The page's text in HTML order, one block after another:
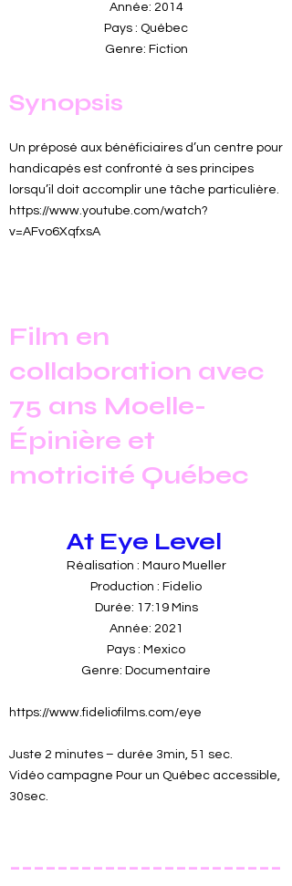
Année: 2014
Pays : Québec
Genre: Fiction
Synopsis
Un préposé aux bénéficiaires d’un centre pour
handicapés est confronté à ses principes
lorsqu’il doit accomplir une tâche particulière.
https://www.youtube.com/watch?
v=AFvo6XqfxsA
Film en
collaboration avec
75 ans Moelle-
Épinière et
motricité Québec
At Eye Level
Réalisation : Mauro Mueller
Production : Fidelio
Durée: 17:19 Mins
Année: 2021
Pays : Mexico
Genre: Documentaire
https://www.fideliofilms.com/eye
Juste 2 minutes – durée 3min, 51 sec.
Vidéo campagne Pour un Québec accessible,
30sec.
-----------------------